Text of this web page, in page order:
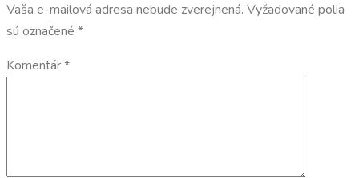
Vaša e-mailová adresa nebude zverejnená. Vyžadované polia
sú označené *
Komentár*